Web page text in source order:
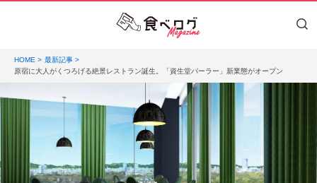
HOME
最新記事
原宿に大人がくつろげる絶景レストラン誕生。「資生堂パーラー」新業態がオープン